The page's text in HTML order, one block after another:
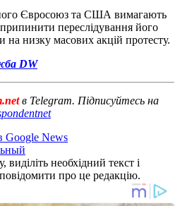
Євросоюз та США вимагають
переслідування його
на низку масових акцій протесту.
DW
в Telegram. Підписуйтесь на
Google News
необхідний текст і
про це редакцію.